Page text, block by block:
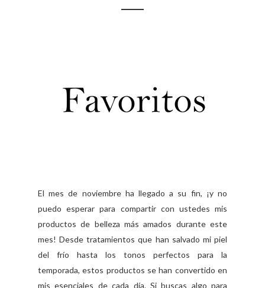
El mes de noviembre ha llegado a su fin, ¡y no
puedo esperar para compartir con ustedes mis
productos de belleza más amados durante este
mes! Desde tratamientos que han salvado mi piel
del frío hasta los tonos perfectos para la
temporada, estos productos se han convertido en
mis esenciales de cada día. Si buscas algo para